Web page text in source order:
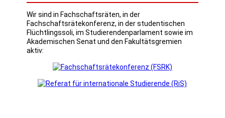
Wir sind in Fachschaftsräten, in der
Fachschaftsrätekonferenz, in der studentischen
Flüchtlingssoli, im Studierendenparlament sowie im
Akademischen Senat und den Fakultätsgremien
aktiv: